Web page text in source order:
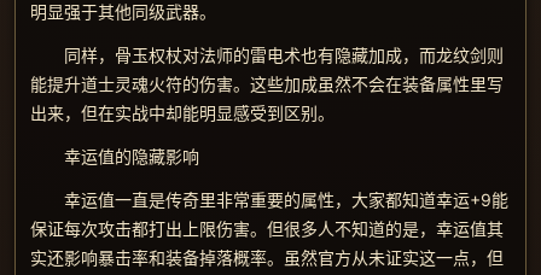
明显强于其他同级武器。
同样，骨玉权杖对法师的雷电术也有隐藏加成，而龙纹剑则
能提升道士灵魂火符的伤害。这些加成虽然不会在装备属性里写
出来，但在实战中却能明显感受到区别。
幸运值的隐藏影响
幸运值一直是传奇里非常重要的属性，大家都知道幸运+9能
保证每次攻击都打出上限伤害。但很多人不知道的是，幸运值其
实还影响暴击率和装备掉落概率。虽然官方从未证实这一点，但